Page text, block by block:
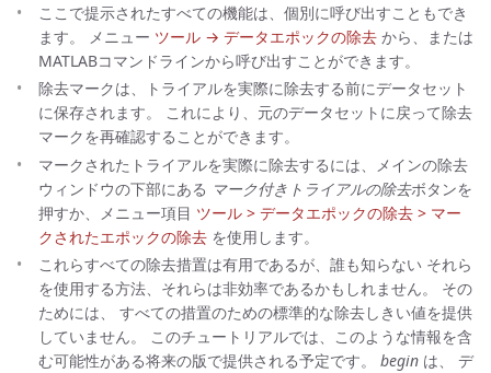
ここで提示されたすべての機能は、個別に呼び出すこともでき
ます。 メニュー ツール → データエポックの除去 から、または
MATLABコマンドラインから呼び出すことができます。
除去マークは、トライアルを実際に除去する前にデータセット
に保存されます。 これにより、元のデータセットに戻って除去
マークを再確認することができます。
マークされたトライアルを実際に除去するには、メインの除去
ウィンドウの下部にある マーク付きトライアルの除去ボタンを
押すか、メニュー項目 ツール > データエポックの除去 > マー
クされたエポックの除去 を使用します。
これらすべての除去措置は有用であるが、誰も知らない それら
を使用する方法、それらは非効率であるかもしれません。 その
ためには、 すべての措置のための標準的な除去しきい値を提供
していません。 このチュートリアルでは、このような情報を含
む可能性がある将来の版で提供される予定です。 begin は、 デ